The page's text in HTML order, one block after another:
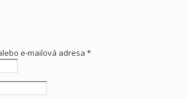
e-mailová adresa *